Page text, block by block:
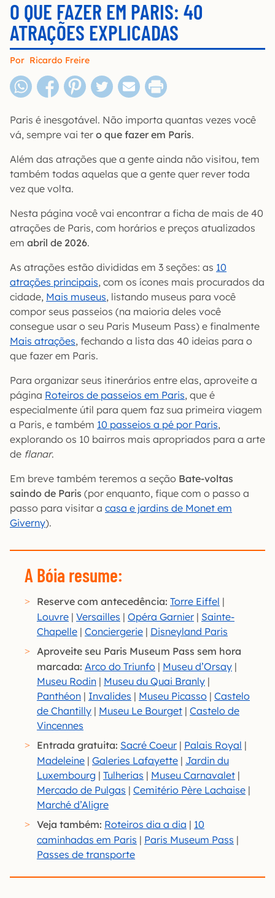
O QUE FAZER EM PARIS: 40
ATRAÇÕES EXPLICADAS
Por Ricardo Freire
Paris é inesgotável. Não importa quantas vezes você
vá, sempre vai ter o que fazer em Paris.
Além das atrações que a gente ainda não visitou, tem
também todas aquelas que a gente quer rever toda
vez que volta.
Nesta página você vai encontrar a ficha de mais de 40
atrações de Paris, com horários e preços atualizados
em abril de 2026.
As atrações estão divididas em 3 seções: as 10
atrações principais, com os ícones mais procurados da
cidade, Mais museus, listando museus para você
compor seus passeios (na maioria deles você
consegue usar o seu Paris Museum Pass) e finalmente
Mais atrações, fechando a lista das 40 ideias para o
que fazer em Paris.
Para organizar seus itinerários entre elas, aproveite a
página Roteiros de passeios em Paris, que é
especialmente útil para quem faz sua primeira viagem
a Paris, e também 10 passeios a pé por Paris,
explorando os 10 bairros mais apropriados para a arte
de flanar.
Em breve também teremos a seção Bate-voltas
saindo de Paris (por enquanto, fique com o passo a
passo para visitar a casa e jardins de Monet em
Giverny).
A Bóia resume:
Reserve com antecedência: Torre Eiffel |
Louvre | Versailles | Opéra Garnier | Sainte-
Chapelle | Conciergerie | Disneyland Paris
Aproveite seu Paris Museum Pass sem hora
marcada: Arco do Triunfo | Museu d’Orsay |
Museu Rodin | Museu du Quai Branly |
Panthéon | Invalides | Museu Picasso | Castelo
de Chantilly | Museu Le Bourget | Castelo de
Vincennes
Entrada gratuita: Sacré Coeur | Palais Royal |
Madeleine | Galeries Lafayette | Jardin du
Luxembourg | Tulherias | Museu Carnavalet |
Mercado de Pulgas | Cemitério Père Lachaise |
Marché d’Aligre
Veja também: Roteiros dia a dia | 10
caminhadas em Paris | Paris Museum Pass |
Passes de transporte